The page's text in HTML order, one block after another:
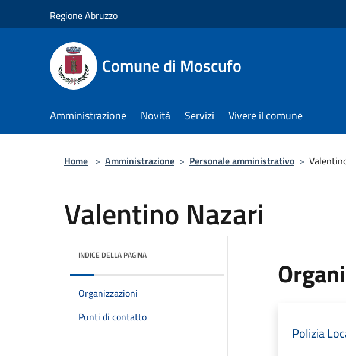
Regione Abruzzo
Comune di Moscufo
Amministrazione Novità Servizi Vivere il comune
Home > Amministrazione > Personale amministrativo >
Valentino Nazari
INDICE DELLA PAGINA
Organizzazioni
Punti di contatto
Polizia